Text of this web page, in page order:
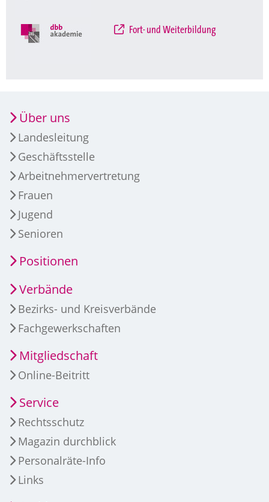
Fort- und Weiterbildung
Über uns
Landesleitung
Geschäftsstelle
Arbeitnehmervertretung
Frauen
Jugend
Senioren
Positionen
Verbände
Bezirks- und Kreisverbände
Fachgewerkschaften
Mitgliedschaft
Online-Beitritt
Service
Rechtsschutz
Magazin durchblick
Personalräte-Info
Links